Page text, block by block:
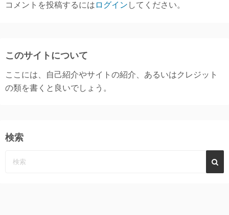
コメントを投稿するには ログイン してください。
このサイトについて
ここには、自己紹介やサイトの紹介、あるいはクレジット
の類を書くと良いでしょう。
検索